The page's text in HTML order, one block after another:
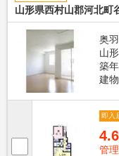
山形県西村山郡河北町
奥
山
築
建
即入
4.6
管